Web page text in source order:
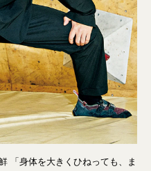
「身体を大きくひねっても、ま